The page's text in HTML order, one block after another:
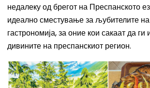
недалеку од брегот на Преспанското
идеално сместување за љубителите
гастрономија, за оние кои сакаат да ги
дивините на преспанскиот регион.